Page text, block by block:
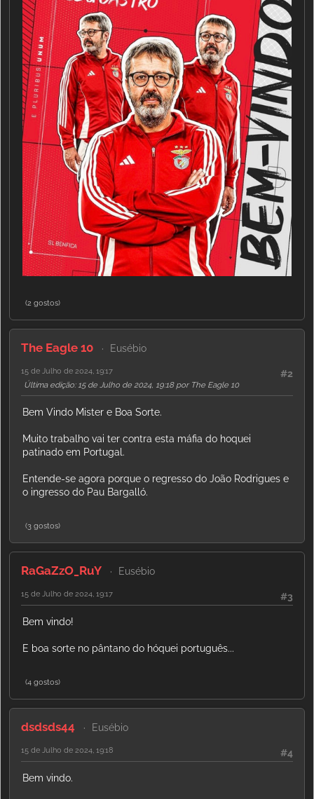
(2 gostos)
The Eagle 10 Eusébio
#2
15 de Julho de 2024, 19:17
Última edição: 15 de Julho de 2024, 19:18 por The Eagle 10
Bem Vindo Mister e Boa Sorte.
Muito trabalho vai ter contra esta máfia do hoquei
patinado em Portugal.
Entende-se agora porque o regresso do João Rodrigues e
o ingresso do Pau Bargalló.
(3 gostos)
RaGaZzO_RuY Eusébio
#3
15 de Julho de 2024, 19:17
Bem vindo!
E boa sorte no pântano do hóquei português...
(4 gostos)
dsdsds44 Eusébio
#4
15 de Julho de 2024, 19:18
Bem vindo.